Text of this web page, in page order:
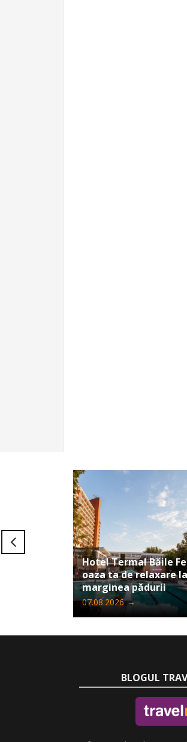
Hotel Termal Băile
oaza ta de relaxare la
marginea pădurii
07.08.2026 →
BLOGUL